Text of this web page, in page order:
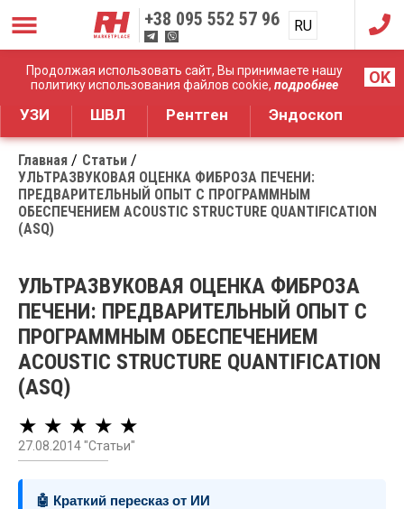
Продолжая использовать сайт, Вы принимаете нашу
политику использования файлов cookie, подробнее OK
+38 095 552 57 96 RU
UA
Дистрибуция медицинского оборудования
УЗИ ШВЛ Рентген Эндоскоп
Главная
Статьи
УЛЬТРАЗВУКОВАЯ ОЦЕНКА ФИБРОЗА ПЕЧЕНИ:
ПРЕДВАРИТЕЛЬНЫЙ ОПЫТ С ПРОГРАММНЫМ
ОБЕСПЕЧЕНИЕМ ACOUSTIC STRUCTURE QUANTIFICATION
(ASQ)
УЛЬТРАЗВУКОВАЯ ОЦЕНКА ФИБРОЗА
ПЕЧЕНИ: ПРЕДВАРИТЕЛЬНЫЙ ОПЫТ С
ПРОГРАММНЫМ ОБЕСПЕЧЕНИЕМ
ACOUSTIC STRUCTURE QUANTIFICATION
(ASQ)
★ ★ ★ ★ ★
27.08.2014 "Статьи"
🤖 Краткий пересказ от ИИ